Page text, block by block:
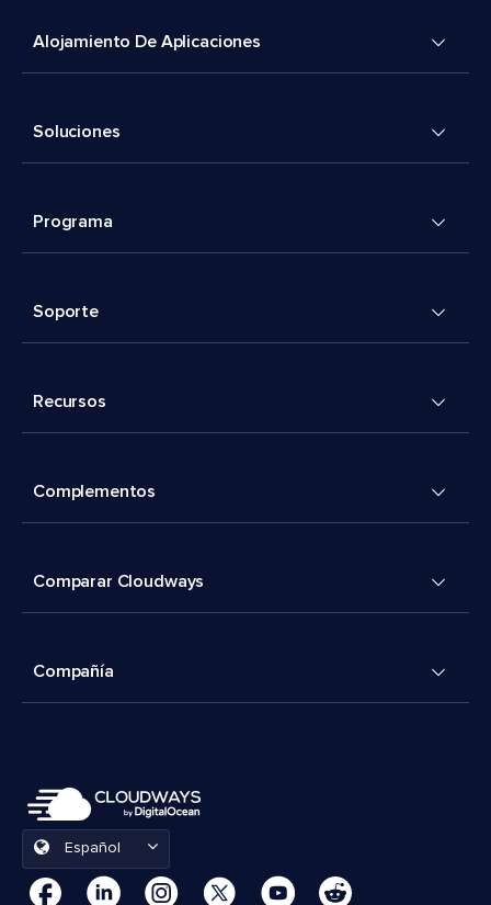
Alojamiento De Aplicaciones
Soluciones
Programa
Soporte
Recursos
Complementos
Comparar Cloudways
Compañía
Español